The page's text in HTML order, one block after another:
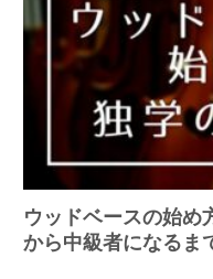
ウッドベースの始め
から中級者になるま